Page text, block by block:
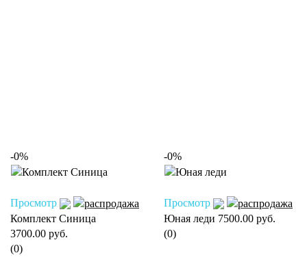
-0%
Просмотр
Комплект Синица
3700.00 руб.
(0)
-0%
Просмотр
Юная леди 7500.00 руб.
(0)